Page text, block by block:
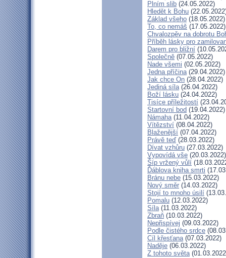
Plním slib (24.05.2022)
Hledět k Bohu
Základ všeho (18.05.2022)
To, co nemáš (17.05.2022)
Chvalozpěv na dobrotu
Příběh lásky pro
Darem pro bližní
Společně (07.05.2022)
Nade všemi (02.05.2022)
Jedna příčina(29.04.2022)
Jak chce On (28.04.2022)
Jediná síla(26.04.2022)
Boží lásku (24.04.2022)
Tisíce příležitostí
Startovní bod (19.04.2022)
Námaha(11.04.2022)
Vítězství (08.04.2022)
Blaženější (07.04.2022)
Právě teď (28.03.2022)
Dívat vzhůru (27.03.2022)
Vypovídá vše (20.03.2022)
Šíp vržený vůlí
Ďáblova kniha smrti
Bránu nebe (15.03.2022)
Nový směr (14.03.2022)
Stojí to mnoho úsilí
Pomalu (12.03.2022)
Síla(11.03.2022)
Zbraň (10.03.2022)
Nepřispívej (09.03.2022)
Podle čistého srdce
Cíl křesťana(07.03.2022)
Naděje (06.03.2022)
Z tohoto světa